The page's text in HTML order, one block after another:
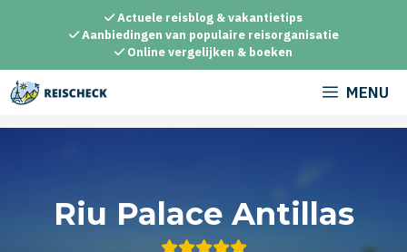
inhoud
Actuele reisblog & vakantietips
Aanbiedingen van populaire reisorganisatie
Online vergelijken & boeken
MENU
Riu Palace Antillas